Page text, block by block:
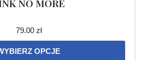
NO MORE
79.00 zł
OPCJE